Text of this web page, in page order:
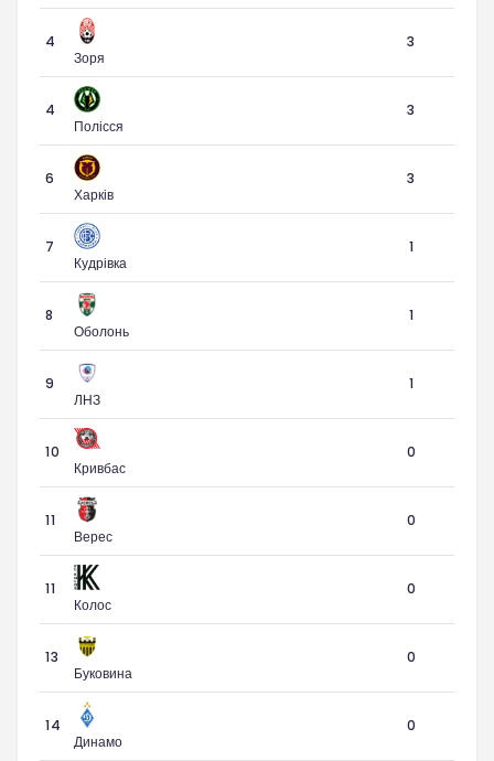
4
Зоря
3
4
Полісся
3
6
Харків
3
7
Кудрівка
1
8
Оболонь
1
9
ЛНЗ
1
10
Кривбас
0
11
Верес
0
11
Колос
0
13
Буковина
0
14
Динамо
0